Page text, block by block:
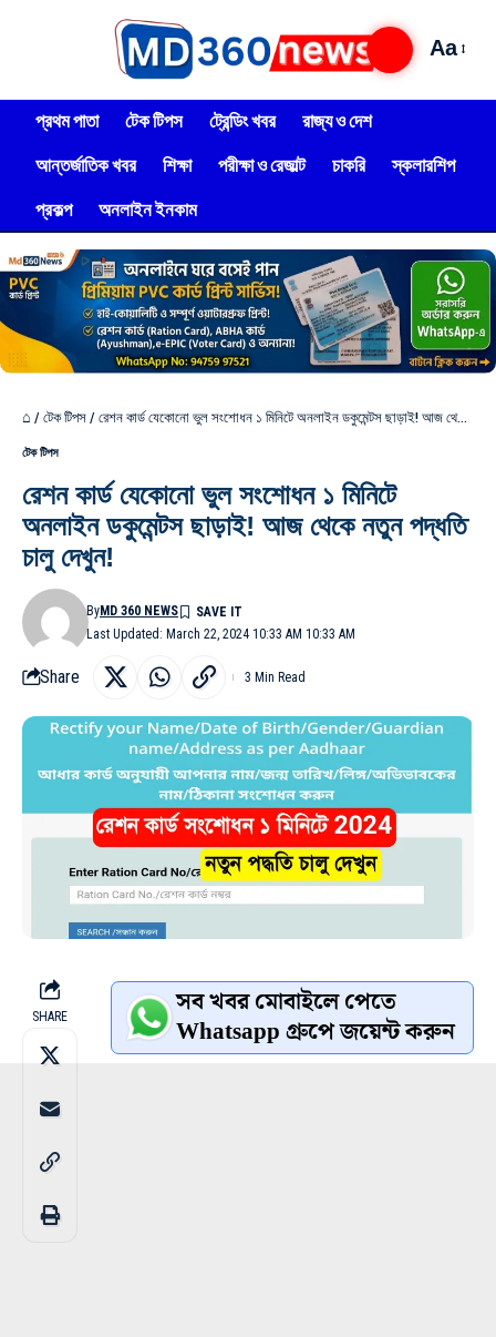
Aa
প্রথম পাতা টেক টিপস ট্রেন্ডিং খবর
রাজ্য ও দেশ
আন্তর্জাতিক খবর
শিক্ষা পরীক্ষা ও রেজাল্ট চাকরি
স্কলারশিপ
প্রকল্প
অনলাইন ইনকাম
⌂ / টেক টিপস / রেশন কার্ড যেকোনো ভুল সংশোধন ১ মিনিটে অনলাইন ডকুমেন্টস ছাড়াই! আজ থেকে নতুন পদ্ধতি চালু দেখুন!
টেক টিপস
রেশন কার্ড যেকোনো ভুল সংশোধন ১ মিনিটে
অনলাইন ডকুমেন্টস ছাড়াই! আজ থেকে নতুন পদ্ধতি
চালু দেখুন!
Last Updated: March 22, 2024 10:33 AM 10:33 AM
ByMD 360 NEWS
Share 3 Min Read
SHARE সব খবর মোবাইলে পেতে
Whatsapp গ্রুপে জয়েন্ট করুন